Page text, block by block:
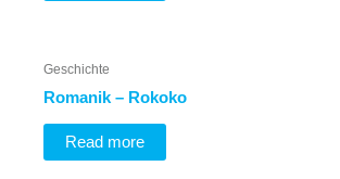
Geschichte
Romanik – Rokoko
Read more